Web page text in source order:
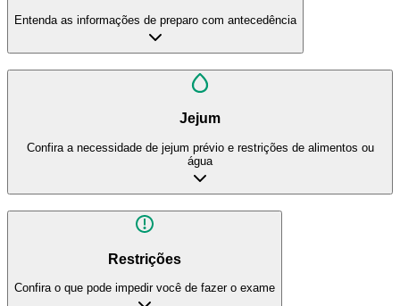
Entenda as informações de preparo com antecedência
Jejum
Confira a necessidade de jejum prévio e restrições de alimentos ou
água
Restrições
Confira o que pode impedir você de fazer o exame